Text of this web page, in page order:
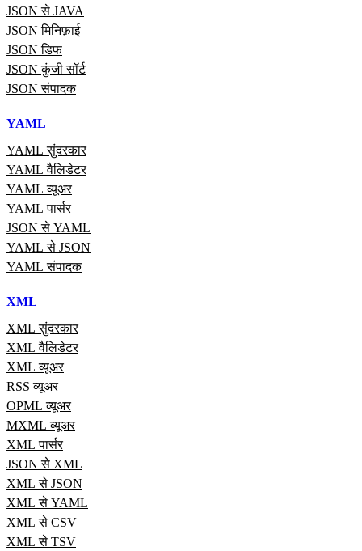
JSON से JAVA
JSON मिनिफ़ाई
JSON डिफ
JSON कुंजी सॉर्ट
JSON संपादक
YAML
YAML सुंदरकार
YAML वैलिडेटर
YAML व्यूअर
YAML पार्सर
JSON से YAML
YAML से JSON
YAML संपादक
XML
XML सुंदरकार
XML वैलिडेटर
XML व्यूअर
RSS व्यूअर
OPML व्यूअर
MXML व्यूअर
XML पार्सर
JSON से XML
XML से JSON
XML से YAML
XML से CSV
XML से TSV